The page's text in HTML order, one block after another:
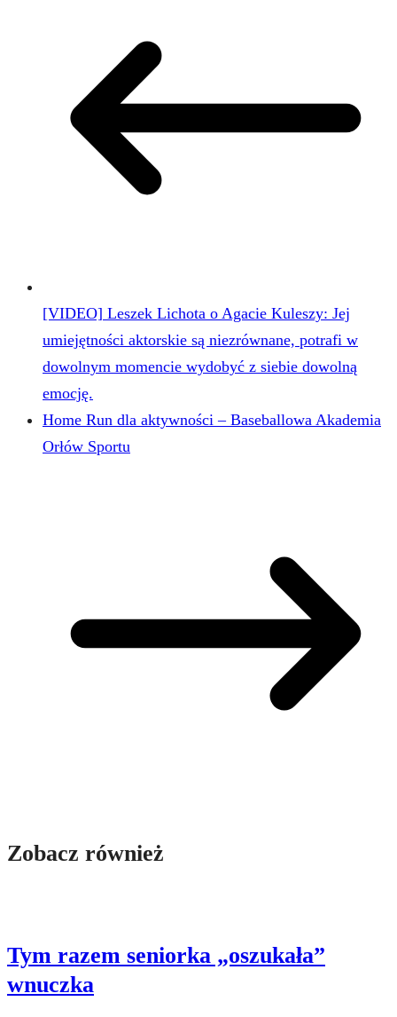
[VIDEO] Leszek Lichota o Agacie Kuleszy: Jej
umiejętności aktorskie są niezrównane, potrafi w
dowolnym momencie wydobyć z siebie dowolną
emocję.
Home Run dla aktywności – Baseballowa Akademia
Orłów Sportu
Zobacz również
Tym razem seniorka „oszukała”
wnuczka